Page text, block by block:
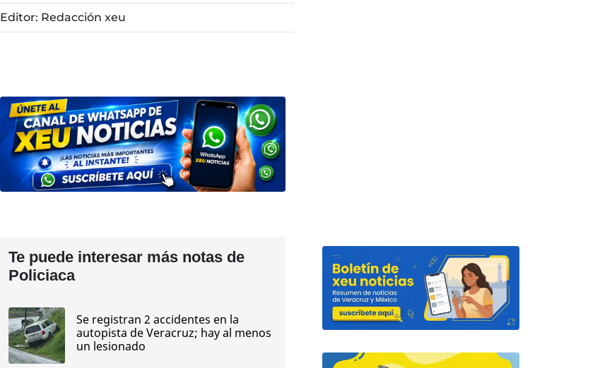
Editor: Redacción xeu
Te puede interesar más notas de
Policiaca
Se registran 2 accidentes en la
autopista de Veracruz; hay al menos
un lesionado